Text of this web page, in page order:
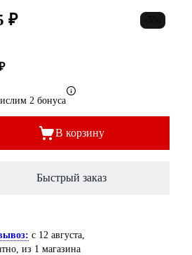
₽
2 бонуса
В корзину
Быстрый заказ
c 12 августа,
, из 1 магазина